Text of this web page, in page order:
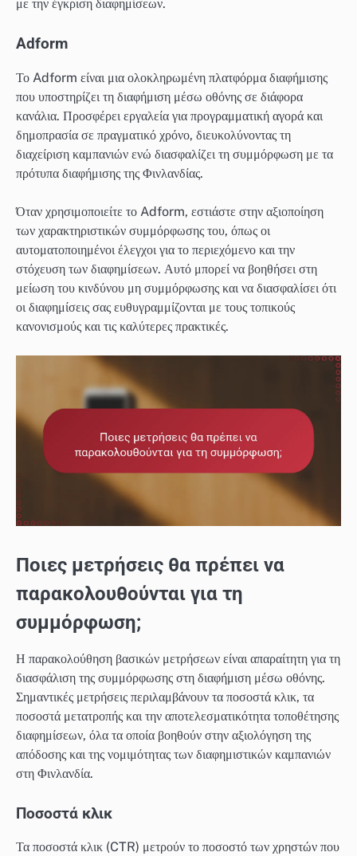
με την έγκριση διαφημίσεων.
Adform
Το Adform είναι μια ολοκληρωμένη πλατφόρμα διαφήμισης
που υποστηρίζει τη διαφήμιση μέσω οθόνης σε διάφορα
κανάλια. Προσφέρει εργαλεία για προγραμματική αγορά και
δημοπρασία σε πραγματικό χρόνο, διευκολύνοντας τη
διαχείριση καμπανιών ενώ διασφαλίζει τη συμμόρφωση με τα
πρότυπα διαφήμισης της Φινλανδίας.
Όταν χρησιμοποιείτε το Adform, εστιάστε στην αξιοποίηση
των χαρακτηριστικών συμμόρφωσης του, όπως οι
αυτοματοποιημένοι έλεγχοι για το περιεχόμενο και την
στόχευση των διαφημίσεων. Αυτό μπορεί να βοηθήσει στη
μείωση του κινδύνου μη συμμόρφωσης και να διασφαλίσει ότι
οι διαφημίσεις σας ευθυγραμμίζονται με τους τοπικούς
κανονισμούς και τις καλύτερες πρακτικές.
Ποιες μετρήσεις θα πρέπει να
παρακολουθούνται για τη
συμμόρφωση;
Η παρακολούθηση βασικών μετρήσεων είναι απαραίτητη για τη
διασφάλιση της συμμόρφωσης στη διαφήμιση μέσω οθόνης.
Σημαντικές μετρήσεις περιλαμβάνουν τα ποσοστά κλικ, τα
ποσοστά μετατροπής και την αποτελεσματικότητα τοποθέτησης
διαφημίσεων, όλα τα οποία βοηθούν στην αξιολόγηση της
απόδοσης και της νομιμότητας των διαφημιστικών καμπανιών
στη Φινλανδία.
Ποσοστά κλικ
Τα ποσοστά κλικ (CTR) μετρούν το ποσοστό των χρηστών που